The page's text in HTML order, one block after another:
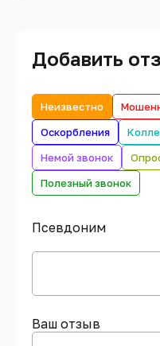
Добавить
Неизвестно
Оскорбления
Немой звонок
Полезный звонок
Псевдоним
Ваш отзыв